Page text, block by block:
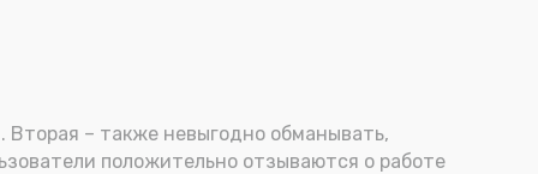
Вторая – также невыгодно обманывать,
положительно отзываются о работе